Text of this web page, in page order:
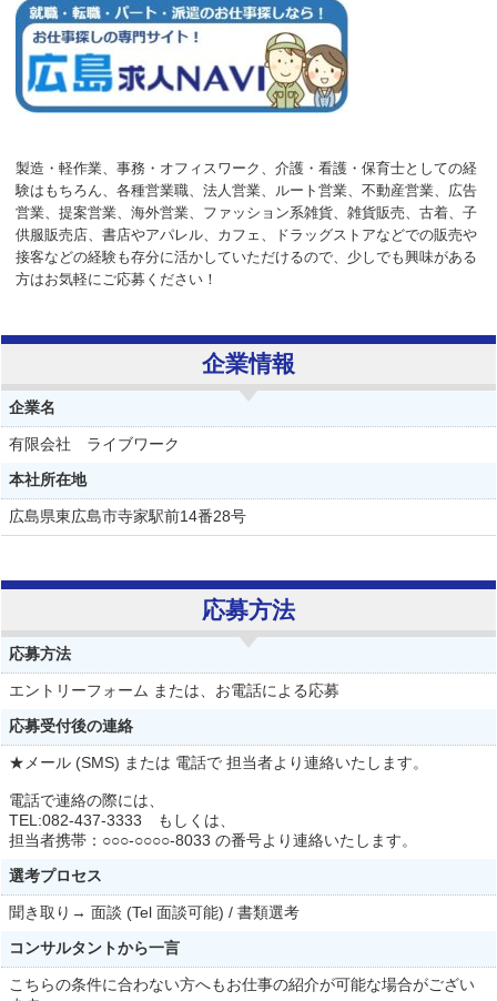
製造・軽作業、事務・オフィスワーク、介護・看護・保育士としての経
験はもちろん、各種営業職、法人営業、ルート営業、不動産営業、広告
営業、提案営業、海外営業、ファッション系雑貨、雑貨販売、古着、子
供服販売店、書店やアパレル、カフェ、ドラッグストアなどでの販売や
接客などの経験も存分に活かしていただけるので、少しでも興味がある
方はお気軽にご応募ください！
企業情報
企業名
有限会社 ライブワーク
本社所在地
広島県東広島市寺家駅前14番28号
応募方法
応募方法
エントリーフォーム または、お電話による応募
応募受付後の連絡
★メール (SMS) または 電話で 担当者より連絡いたします。
電話で連絡の際には、
TEL:082-437-3333 もしくは、
担当者携帯：○○○-○○○○-8033 の番号より連絡いたします。
選考プロセス
聞き取り→ 面談 (Tel 面談可能) / 書類選考
コンサルタントから一言
こちらの条件に合わない方へもお仕事の紹介が可能な場合がござい